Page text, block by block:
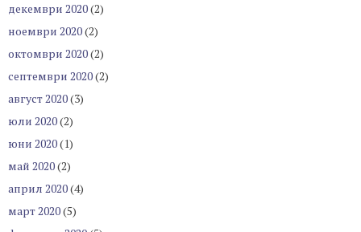
декември 2020(2)
ноември 2020(2)
октомври 2020(2)
септември 2020(2)
август 2020(3)
юли 2020(2)
юни 2020(1)
май 2020(2)
април 2020(4)
март 2020(5)